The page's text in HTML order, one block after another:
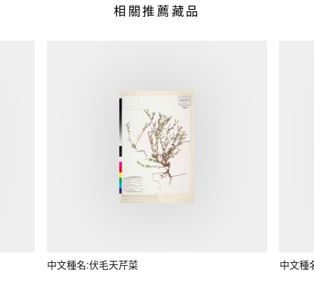
相關推薦藏品
中文種名:伏毛天芹菜 中文種